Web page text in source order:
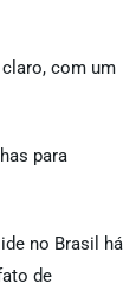
com um
para
no Brasil há
de